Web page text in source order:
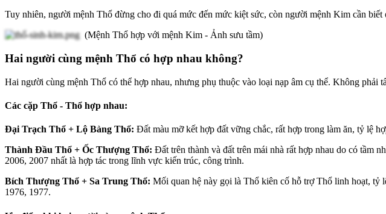
Tuy nhiên, người mệnh Thổ đừng cho đi quá mức đến mức kiệt sức, còn người mệnh Kim cần
(Mệnh Thổ hợp với mệnh Kim - Ảnh sưu tầm)
Hai người cùng mệnh Thổ có hợp nhau không?
Hai người cùng mệnh Thổ có thể hợp nhau, nhưng phụ thuộc vào loại nạp âm cụ thể. Không phải
Các cặp Thổ - Thổ hợp nhau:
Đại Trạch Thổ + Lộ Bàng Thổ: Đất màu mỡ kết hợp đất vững chắc, rất hợp trong làm ăn, tỷ lệ
Thành Đầu Thổ + Ốc Thượng Thổ: Đất trên thành và đất trên mái nhà rất hợp nhau do có tầm
2006, 2007 nhất là hợp tác trong lĩnh vực kiến trúc, công trình.
Bích Thượng Thổ + Sa Trung Thổ: Mối quan hệ này gọi là Thổ kiên cố hỗ trợ Thổ linh hoạt, tỷ
1976, 1977.